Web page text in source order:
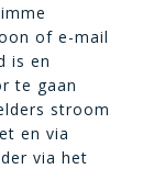
of e-mail
is en
te gaan
stroom
en via
via het